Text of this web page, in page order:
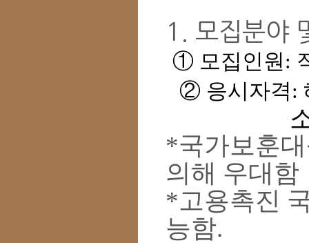
1. 모집분야
① 모집인원:
② 응시자격:
소아작
*국가보훈
의해 우대함
*고용촉진
능함.